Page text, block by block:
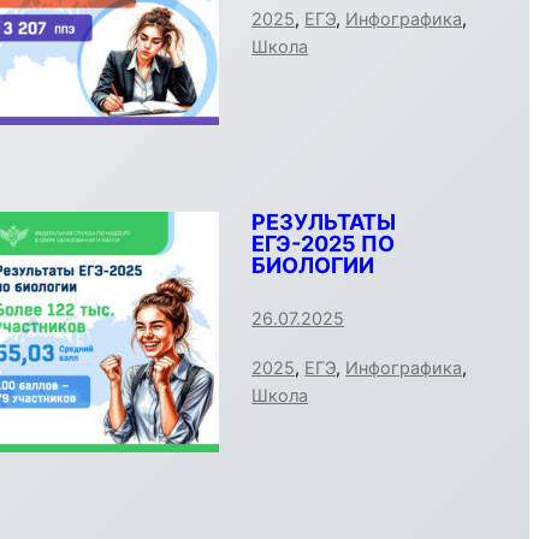
2025, ЕГЭ, Инфографика,
Школа
РЕЗУЛЬТАТЫ
ЕГЭ-2025 ПО
БИОЛОГИИ
26.07.2025
2025, ЕГЭ, Инфографика,
Школа